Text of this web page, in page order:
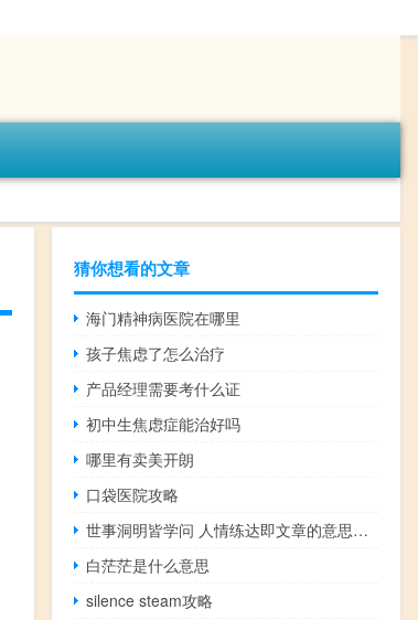
猜你想看的文章
海门精神病医院在哪里
孩子焦虑了怎么治疗
产品经理需要考什么证
初中生焦虑症能治好吗
哪里有卖美开朗
口袋医院攻略
世事洞明皆学问 人情练达即文章的意思（世事洞明皆学问 人情练达即文章是什么意思）
白茫茫是什么意思
silence steam攻略